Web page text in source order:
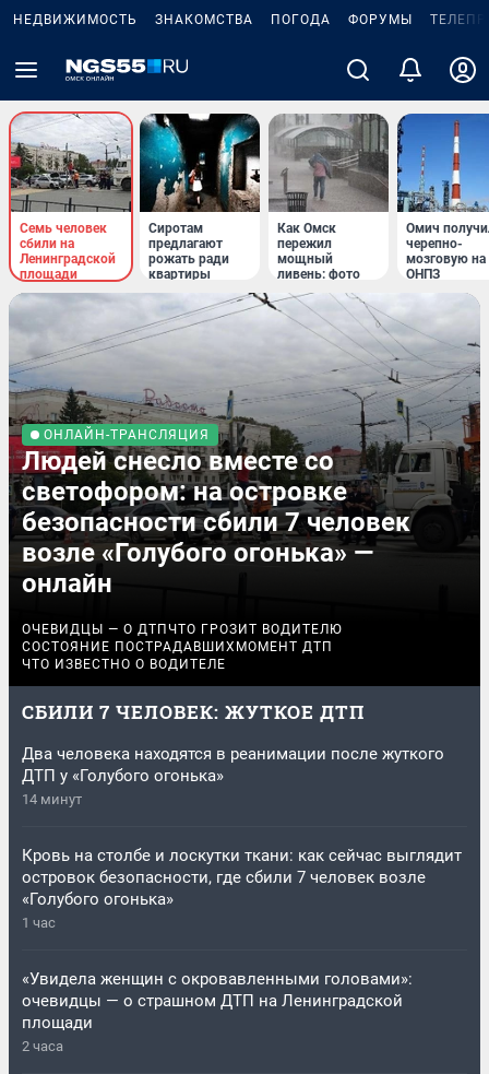
НЕДВИЖИМОСТЬ ЗНАКОМСТВА ПОГОДА ФОРУМЫ
Семь человек
сбили на
Ленинградской
площади
Сиротам
предлагают
рожать ради
квартиры
Как Омск
пережил
мощный
ливень: фото
Омич
черепно-
мозговую на
ОНПЗ
ОНЛАЙН-ТРАНСЛЯЦИЯ
Людей снесло вместе со
светофором: на островке
безопасности сбили 7 человек
возле «Голубого огонька» —
онлайн
ОЧЕВИДЦЫ — О ДТП ЧТО ГРОЗИТ ВОДИТЕЛЮ
СОСТОЯНИЕ ПОСТРАДАВШИХ МОМЕНТ ДТП
ЧТО ИЗВЕСТНО О ВОДИТЕЛЕ
СБИЛИ 7 ЧЕЛОВЕК: ЖУТКОЕ ДТП
Два человека находятся в реанимации после жуткого
ДТП у «Голубого огонька»
14 минут
Кровь на столбе и лоскутки ткани: как сейчас выглядит
островок безопасности, где сбили 7 человек возле
«Голубого огонька»
1 час
«Увидела женщин с окровавленными головами»:
очевидцы — о страшном ДТП на Ленинградской
площади
2 часа